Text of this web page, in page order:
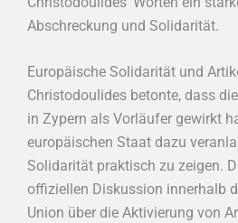
Abschreckung und Solidarität.
Europäische Solidarität und
Christodoulides betonte, dass
in Zypern als Vorläufer gewirkt
europäischen Staat dazu
Solidarität praktisch zu zeigen.
offiziellen Diskussion innerhalb
Union über die Aktivierung von